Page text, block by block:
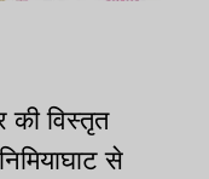
की विस्तृत
से